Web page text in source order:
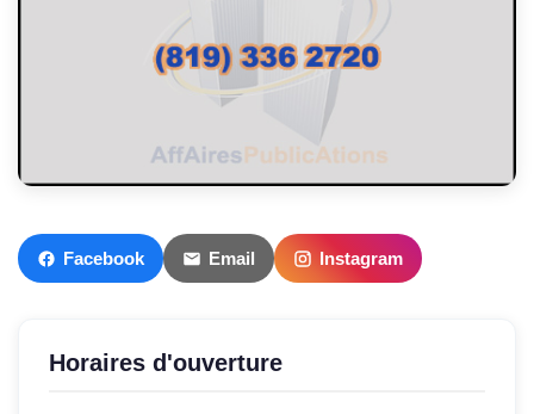
Facebook Email Instagram
Horaires d'ouverture